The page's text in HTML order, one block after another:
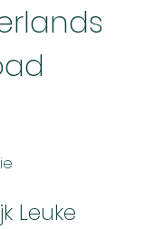
Leuke